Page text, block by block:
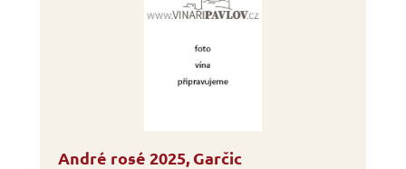
André rosé 2025, Garčic